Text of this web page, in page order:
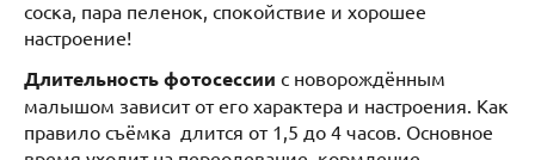
соска, пара пеленок, спокойствие и хорошее
настроение!
Длительность фотосессии с новорождённым
малышом зависит от его характера и настроения. Как
правило съёмка длится от 1,5 до 4 часов. Основное